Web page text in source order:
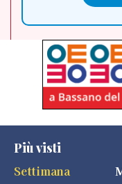
Più visti
Settimana